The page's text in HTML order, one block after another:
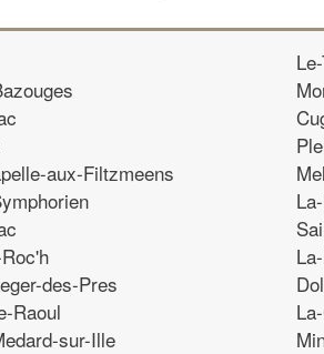
aux-Filtzmeens
des-Pres
Raoul
sur-Ille